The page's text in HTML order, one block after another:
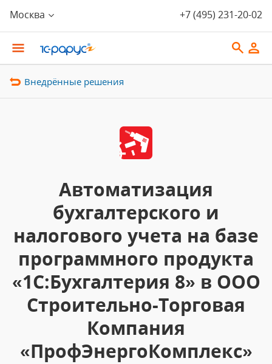
Москва +7 (495) 231-20-02
Внедрённые решения
Автоматизация
бухгалтерского и
налогового учета на базе
программного продукта
«1С:Бухгалтерия 8» в ООО
Строительно-Торговая
Компания
«ПрофЭнергоКомплекс»